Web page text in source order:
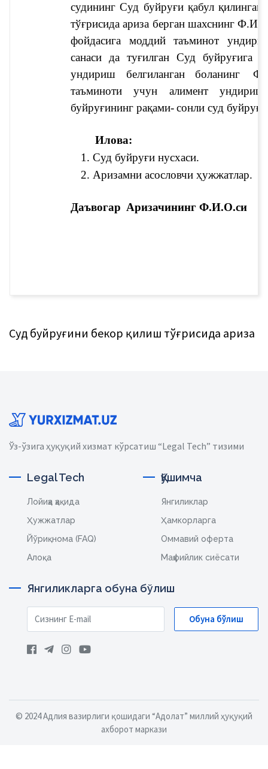
судининг Суд буйруғи қабул қилинган
тўғрисида ариза берган шахснинг
фойдасига моддий таъминот
санаси да туғилган Суд буйруғига
ундириш белгиланган боланинг
таъминоти учун алимент
буйруғининг рақами-сонли суд
Илова:
1. Суд буйруғи нусхаси.
2. Аризамни асословчи ҳужжатлар.
Даъвогар Аризачининг Ф.И.О.си
Суд буйруғини бекор қилиш тўғрисида ариза
Ўз-ўзига ҳуқуқий хизмат кўрсатиш “Legal Tech” тизими
Legal Tech
Лойиҳа ҳақида
Ҳужжатлар
Йўриқнома (FAQ)
Алоқа
Қўшимча
Янгиликлар
Ҳамкорларга
Оммавий оферта
Маҳфийлик сиёсати
Янгиликларга обуна бўлиш
Обуна бўлиш
© 2024 Адлия вазирлиги қошидаги “Адолат” миллий ҳуқуқий
ахборот маркази